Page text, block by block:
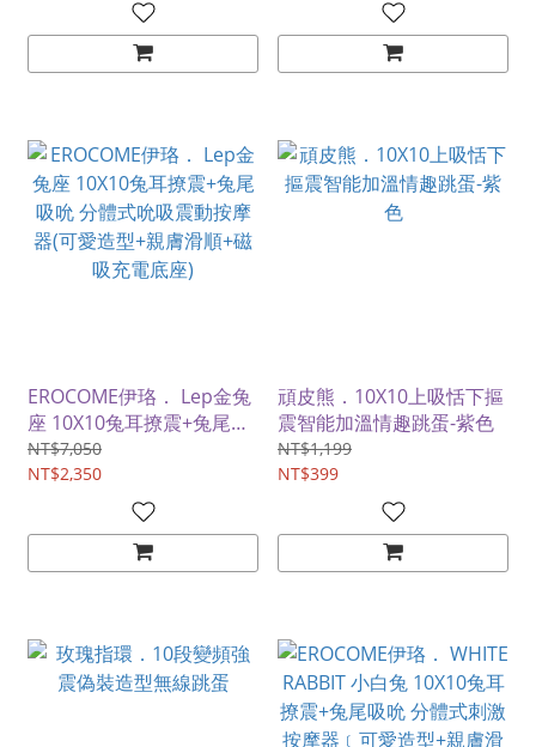
EROCOME伊珞． Lep金兔
座 10X10兔耳撩震+兔尾吸
吮 分體式吮吸震動按摩器
(可愛造型+親膚滑順+磁吸
NT$7,050
NT$2,350
頑皮熊．10X10上吸恬下摳
震智能加溫情趣跳蛋-紫色
NT$1,199
NT$399